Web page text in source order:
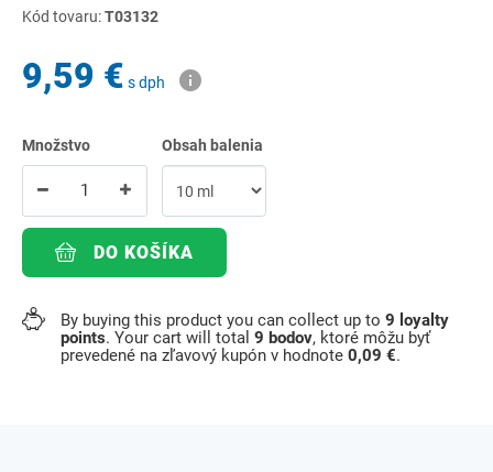
Kód tovaru:T03132
9,59 € s dph
Množstvo Obsah balenia
DO KOŠÍKA
By buying this product you can collect up to 9 loyalty
points. Your cart will total 9 bodov, ktoré môžu byť
prevedené na zľavový kupón v hodnote 0,09 €.